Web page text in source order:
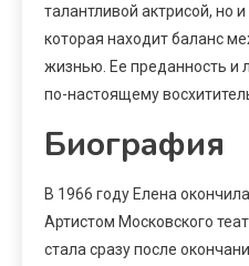
талантливой актрисой, но
которая находит баланс
жизнью. Ее преданность и
по-настоящему
Биография
В 1966 году Елена
Артистом Московского
стала сразу после